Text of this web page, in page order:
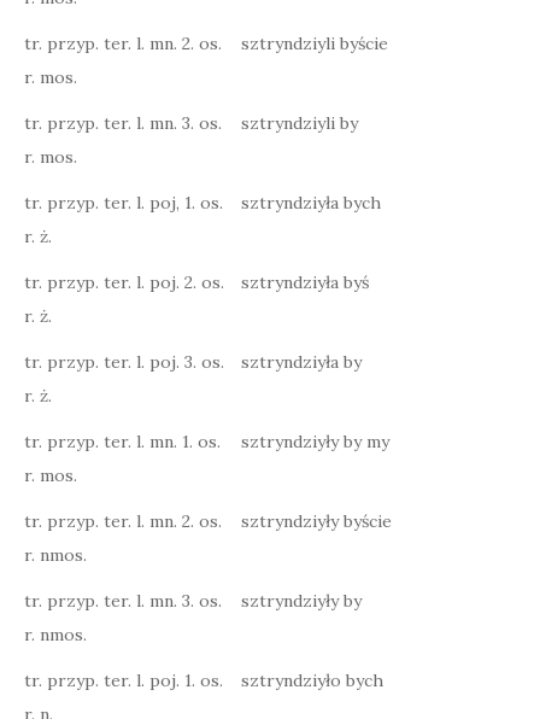
tr. przyp. ter. l. mn. 2. os.
r. mos.
sztryndziyli byście
tr. przyp. ter. l. mn. 3. os.
r. mos.
sztryndziyli by
tr. przyp. ter. l. poj, 1. os.
r. ż.
sztryndziyła bych
tr. przyp. ter. l. poj. 2. os.
r. ż.
sztryndziyła byś
tr. przyp. ter. l. poj. 3. os.
r. ż.
sztryndziyła by
tr. przyp. ter. l. mn. 1. os.
r. mos.
sztryndziyły by my
tr. przyp. ter. l. mn. 2. os.
r. nmos.
sztryndziyły byście
tr. przyp. ter. l. mn. 3. os.
r. nmos.
sztryndziyły by
tr. przyp. ter. l. poj. 1. os.
r. n.
sztryndziyło bych